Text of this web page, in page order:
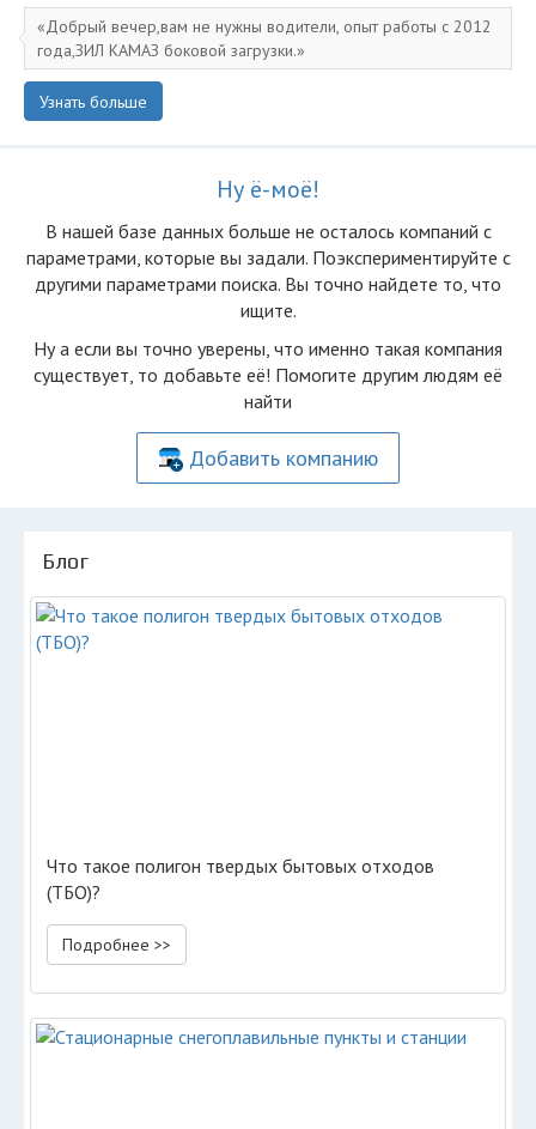
Добрый вечер,вам не нужны водители, опыт работы с 2012
года,ЗИЛ КАМАЗ боковой загрузки.
Узнать больше
Ну ё-моё!
В нашей базе данных больше не осталоcь компаний с
параметрами, которые вы задали. Поэкспериментируйте с
другими параметрами поиска. Вы точно найдете то, что
ищите.
Ну а если вы точно уверены, что именно такая компания
существует, то добавьте её! Помогите другим людям её
найти
Добавить компанию
Блог
Что такое полигон твердых бытовых отходов
(ТБО)?
Подробнее >>